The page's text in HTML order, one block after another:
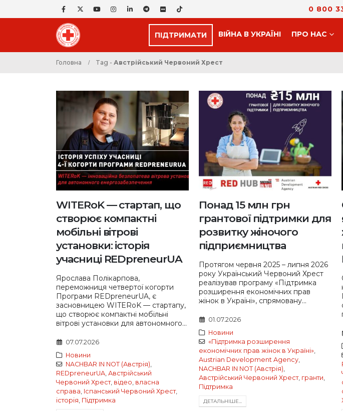
0 800
ПІДТРИМАТИ ВІЙНА В УКРАЇНІ ПРО НАС
Головна Tag - Австрійський Червоний Хрест
WITERoK — стартап, що
створює компактні
мобільні вітрові
установки: історія
учасниці REDpreneurUA
Ярослава Полікарпова,
переможниця четвертої когорти
Програми REDpreneurUA, є
засновницею WITERoK — стартапу,
що створює компактні мобільні
вітрові установки для автономного...
07.07.2026
Новини
NACHBAR IN NOT (Австрія)
REDpreneurUA Австрійський
Червоний Хрест, відео власна
справа Іспанський Червоний Хрест,
історія Підтримка
Понад 15 млн грн
грантової підтримки для
розвитку жіночого
підприємництва
Протягом червня 2025 – липня 2026
року Український Червоний Хрест
реалізував програму «Підтримка
розширення економічних прав
жінок в Україні», спрямовану...
01.07.2026
Новини
«Підтримка розширення
економічних прав жінок в Україні»
Austrian Development Agency
NACHBAR IN NOT (Австрія)
Австрійський Червоний Хрест, гранти
Підтримка
ДЕТАЛЬНIШЕ...